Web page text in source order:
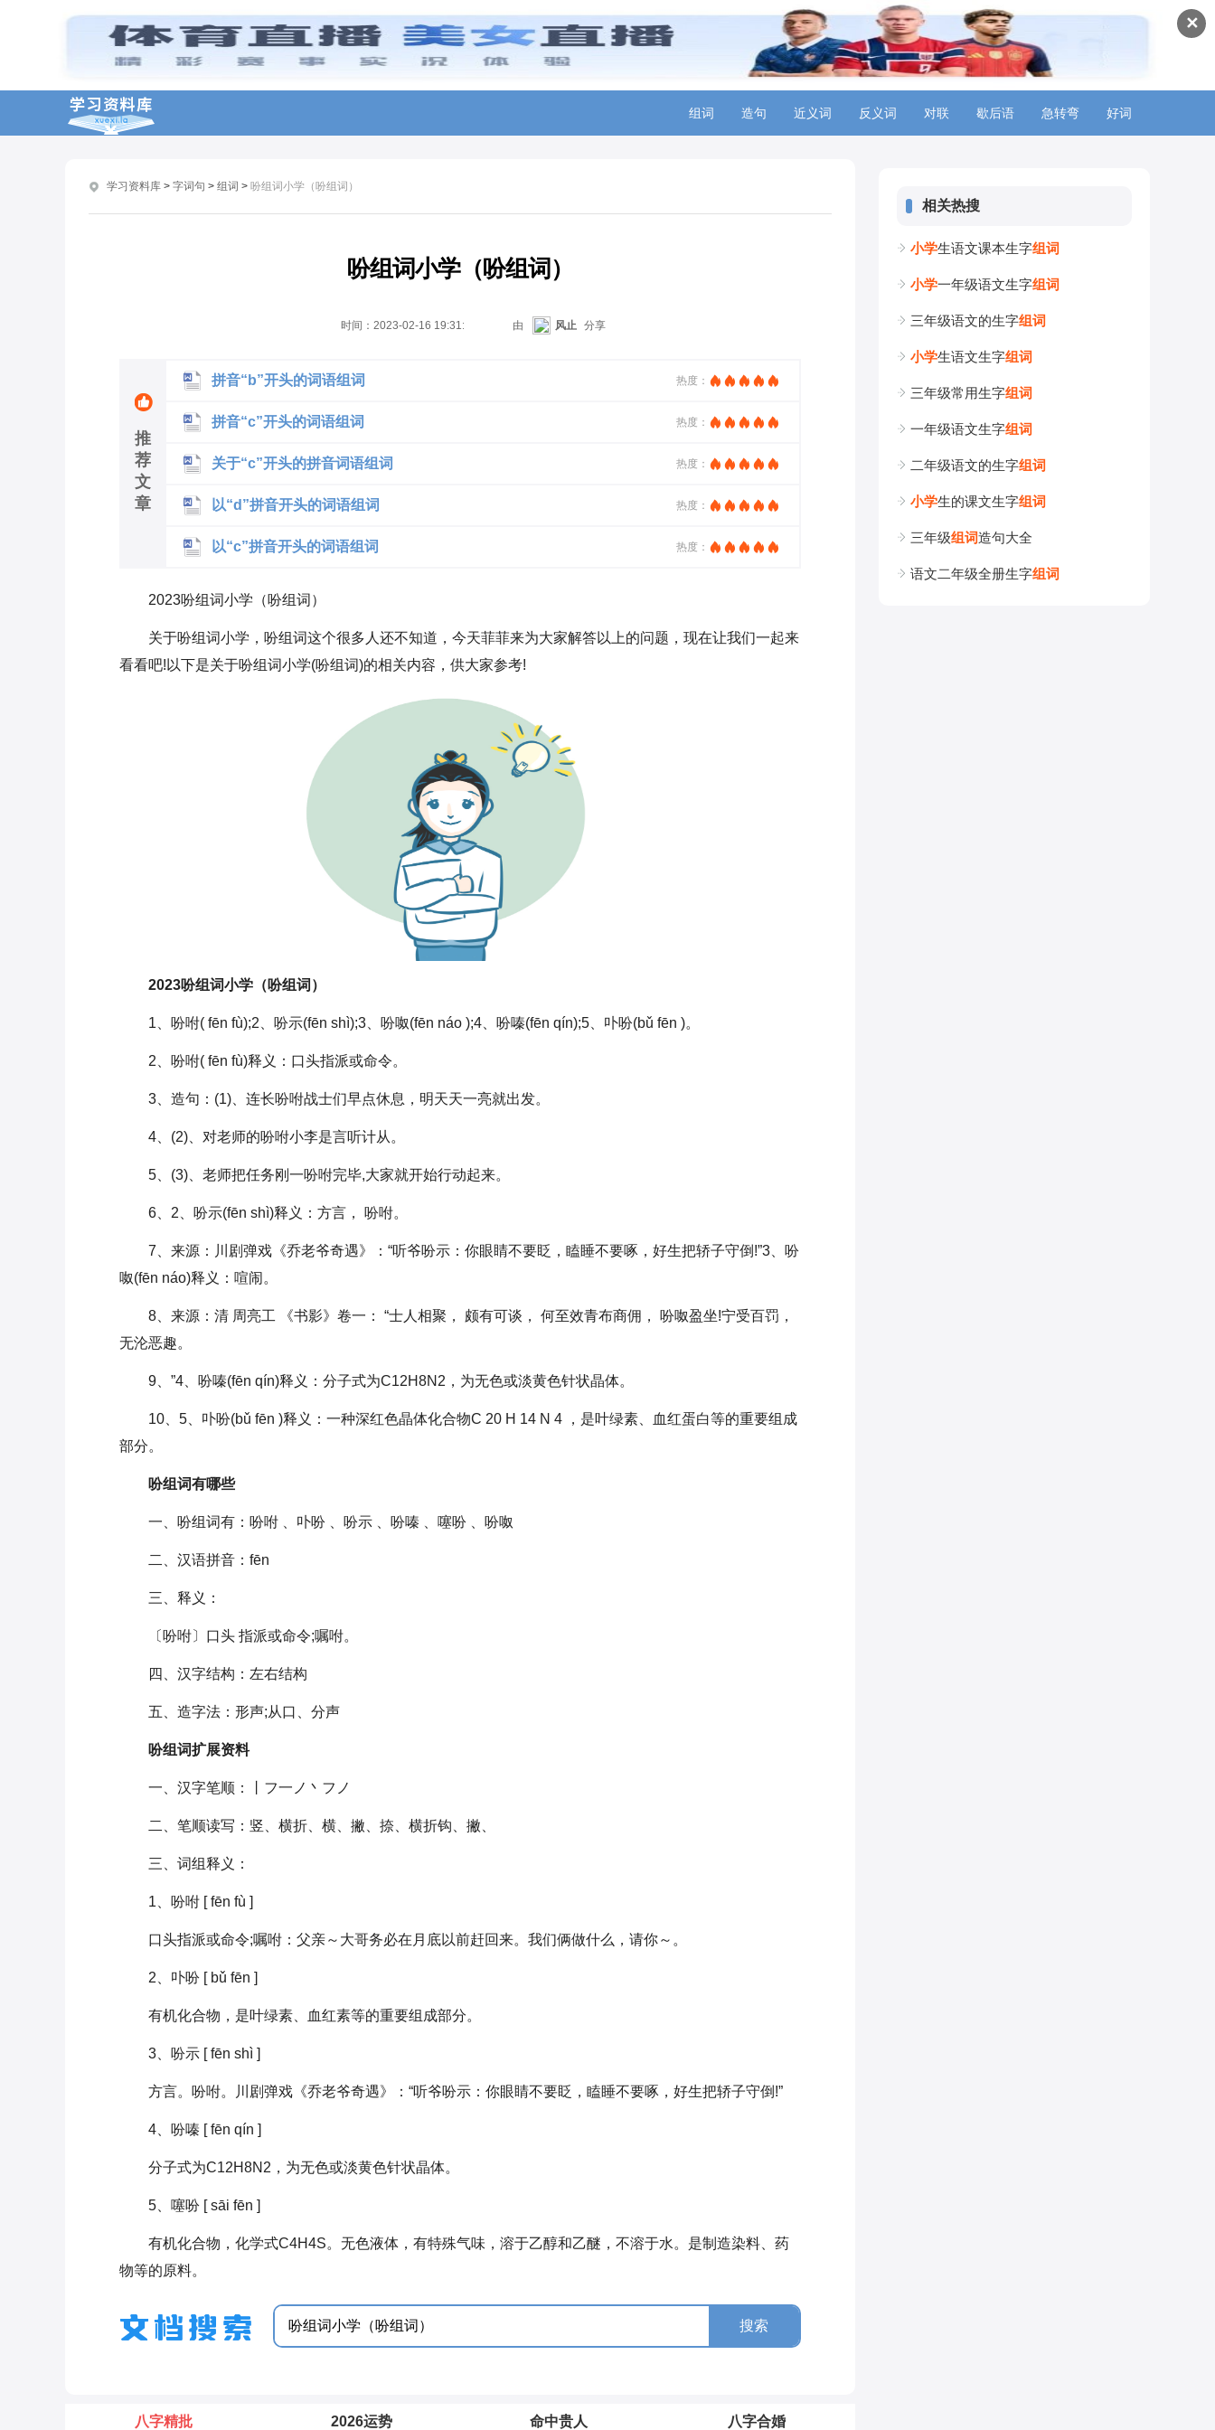
✕
组词 造句 近义词 反义词 对联 歇后语 急转弯 好词
学习资料库 > 字词句 > 组词 > 吩组词小学（吩组词）
吩组词小学（吩组词）
时间： 2023-02-16 19:31:20 由 风止 分享
推
荐
文
章
拼音“b”开头的词语组词 热度：
拼音“c”开头的词语组词 热度：
关于“c”开头的拼音词语组词 热度：
以“d”拼音开头的词语组词 热度：
以“c”拼音开头的词语组词 热度：
2023吩组词小学（吩组词）
关于吩组词小学，吩组词这个很多人还不知道，今天菲菲来为大家解答以上的问题，现在让我们一起来
看看吧!以下是关于吩组词小学(吩组词)的相关内容，供大家参考!
2023吩组词小学（吩组词）
1、吩咐( fēn fù);2、吩示(fēn shì);3、吩呶(fēn náo );4、吩嗪(fēn qín);5、卟吩(bǔ fēn )。
2、吩咐( fēn fù)释义：口头指派或命令。
3、造句：(1)、连长吩咐战士们早点休息，明天天一亮就出发。
4、(2)、对老师的吩咐小李是言听计从。
5、(3)、老师把任务刚一吩咐完毕,大家就开始行动起来。
6、2、吩示(fēn shì)释义：方言， 吩咐。
7、来源：川剧弹戏《乔老爷奇遇》：“听爷吩示：你眼睛不要眨，瞌睡不要啄，好生把轿子守倒!”3、吩
呶(fēn náo)释义：喧闹。
8、来源：清 周亮工 《书影》卷一： “士人相聚， 颇有可谈， 何至效青布商佣， 吩呶盈坐!宁受百罚，
无沦恶趣。
9、”4、吩嗪(fēn qín)释义：分子式为C12H8N2，为无色或淡黄色针状晶体。
10、5、卟吩(bǔ fēn )释义：一种深红色晶体化合物C 20 H 14 N 4 ，是叶绿素、血红蛋白等的重要组成
部分。
吩组词有哪些
一、吩组词有：吩咐 、卟吩 、吩示 、吩嗪 、噻吩 、吩呶
二、汉语拼音：fēn
三、释义：
〔吩咐〕口头 指派或命令;嘱咐。
四、汉字结构：左右结构
五、造字法：形声;从口、分声
吩组词扩展资料
一、汉字笔顺：丨フ一ノ丶フノ
二、笔顺读写：竖、横折、横、撇、捺、横折钩、撇、
三、词组释义：
1、吩咐 [ fēn fù ]
口头指派或命令;嘱咐：父亲～大哥务必在月底以前赶回来。我们俩做什么，请你～。
2、卟吩 [ bǔ fēn ]
有机化合物，是叶绿素、血红素等的重要组成部分。
3、吩示 [ fēn shì ]
方言。吩咐。川剧弹戏《乔老爷奇遇》：“听爷吩示：你眼睛不要眨，瞌睡不要啄，好生把轿子守倒!”
4、吩嗪 [ fēn qín ]
分子式为C12H8N2，为无色或淡黄色针状晶体。
5、噻吩 [ sāi fēn ]
有机化合物，化学式C4H4S。无色液体，有特殊气味，溶于乙醇和乙醚，不溶于水。是制造染料、药
物等的原料。
八字精批 2026运势 命中贵人 八字合婚
相关热搜
小学生语文课本生字组词
小学一年级语文生字组词
三年级语文的生字组词
小学生语文生字组词
三年级常用生字组词
一年级语文生字组词
二年级语文的生字组词
小学生的课文生字组词
三年级组词造句大全
语文二年级全册生字组词
拼音“d”开头的词语组词
拼音“d”开头怎么组词
三年级上册语文生词组词
小学三年级下册语文生词组词